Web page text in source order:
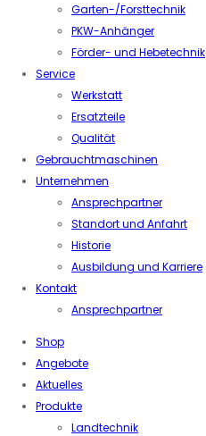
Garten-/Forsttechnik
PKW-Anhänger
Förder- und Hebetechnik
Service
Werkstatt
Ersatzteile
Qualität
Gebrauchtmaschinen
Unternehmen
Ansprechpartner
Standort und Anfahrt
Historie
Ausbildung und Karriere
Kontakt
Ansprechpartner
Shop
Angebote
Aktuelles
Produkte
Landtechnik